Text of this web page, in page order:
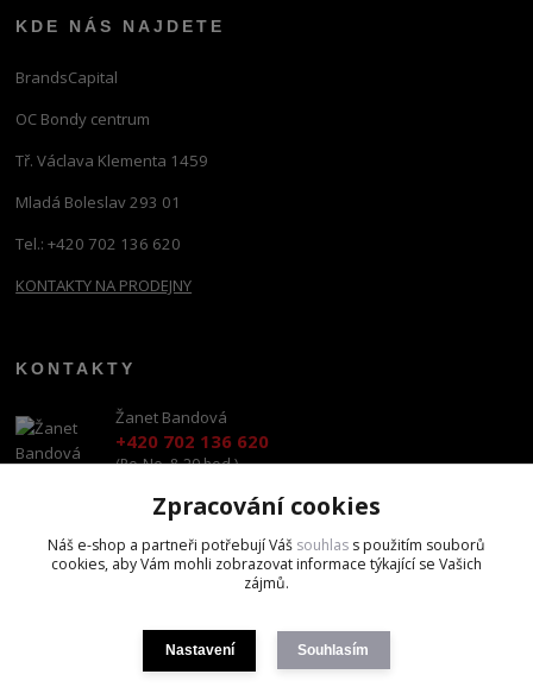
KDE NÁS NAJDETE
BrandsCapital
OC Bondy centrum
Tř. Václava Klementa 1459
Mladá Boleslav 293 01
Tel.: +420 702 136 620
KONTAKTY NA PRODEJNY
KONTAKTY
Žanet Bandová
+420 702 136 620
(Po-Ne, 8-20 hod.)
shop@brandscapital.cz
Zpracování cookies
Náš e-shop a partneři potřebují Váš souhlas s použitím souborů
cookies, aby Vám mohli zobrazovat informace týkající se Vašich
zájmů.
Nastavení Souhlasím